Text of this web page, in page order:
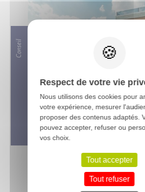
Conseil
Tout ce que vous devez savoir
terrasses en bois exotique
Voir tous les conseils de
Respect de votre vie
Nous utilisons des cookies pour
votre expérience, mesurer
proposer des contenus adaptés.
pouvez accepter, refuser ou
vos choix.
Tout accepter
Tout refuser